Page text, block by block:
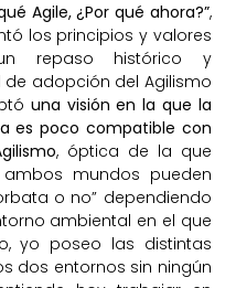
Agile, ¿Por qué ahora?”,
los principios y valores
repaso histórico y
adopción del Agilismo
una visión en la que la
es poco compatible con
, óptica de la que
mundos pueden
o no” dependiendo
ambiental en el que
yo poseo las distintas
dos entornos sin ningún